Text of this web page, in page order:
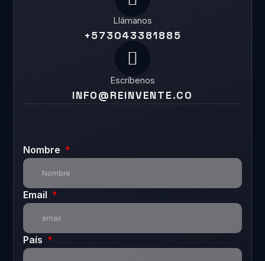
Llámanos
+573043381885
Escríbenos
INFO@REINVENTE.CO
Nombre
Email
País